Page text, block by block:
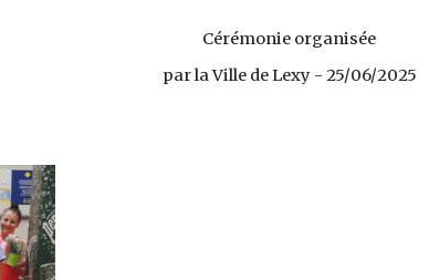
Cérémonie organisée
par la Ville de Lexy - 25/06/2025